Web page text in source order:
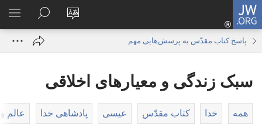
JW.ORG
زبان
را
دهید
ورود
باز
JW.ORG
جستجو
پاسخ کتاب مقدّس به پرسش‌هایی مهم
سبک زندگی و معیارهای اخلاقی
همه خدا کتاب مقدّس عیسی پادشاهی خدا عالم